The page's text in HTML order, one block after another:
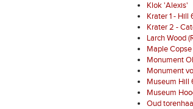
Klok 'Alexis'
Krater 1 - Hill
Krater 2 -
Larch Wood
Maple
Monument
Monument
Museum Hill
Museum
Oud